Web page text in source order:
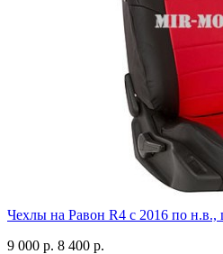
Чехлы на Равон R4 с 2016 по
9 000 р. 8 400 р.